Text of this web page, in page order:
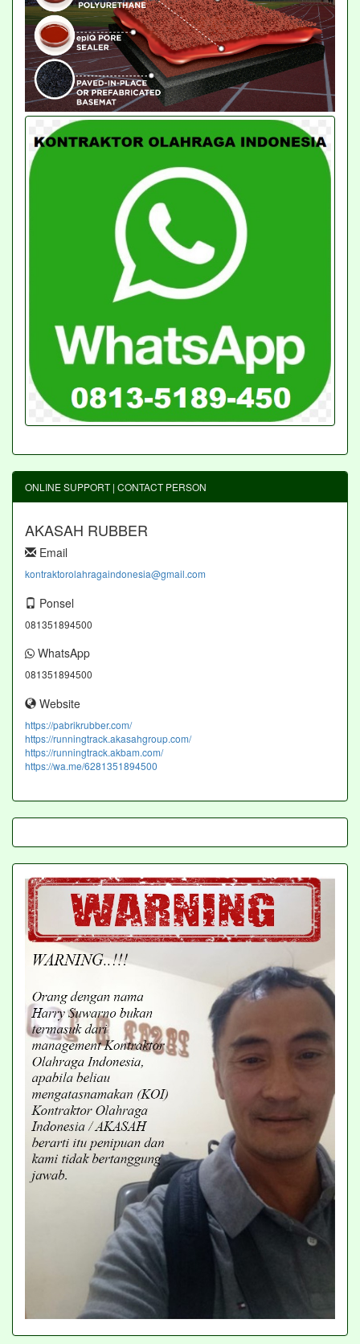
ONLINE SUPPORT | CONTACT PERSON
AKASAH RUBBER
Email
kontraktorolahragaindonesia@gmail.com
Ponsel
081351894500
WhatsApp
081351894500
Website
https://pabrikrubber.com/
https://runningtrack.akasahgroup.com/
https://runningtrack.akbam.com/
https://wa.me/6281351894500